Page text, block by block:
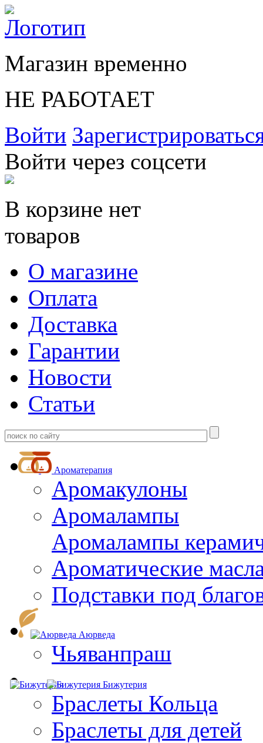
Магазин временно
НЕ РАБОТАЕТ
Войти
Войти через соцсети
В корзине нет
товаров
О магазине
Оплата
Доставка
Гарантии
Новости
Статьи
Ароматерапия
Аромакулоны
Аромалампы
Aромалампы
Ароматические
Подставки под
Аюрведа
Чьяванпраш
Бижутерия
Браслеты Кольца
Браслеты для детей